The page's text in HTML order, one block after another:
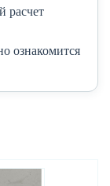
расчет
ознакомится